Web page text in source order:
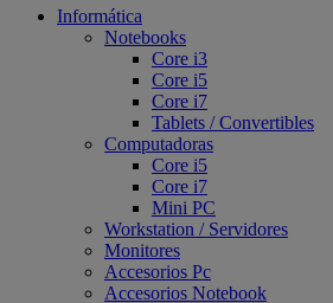
Informática
Notebooks
Core i3
Core i5
Core i7
Tablets / Convertibles
Computadoras
Core i5
Core i7
Mini PC
Workstation / Servidores
Monitores
Accesorios Pc
Accesorios Notebook